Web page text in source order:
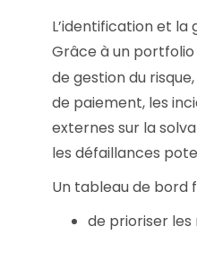
L’identification et
Grâce à un
de gestion du
de paiement, les
externes sur la
les défaillances
Un tableau de bord
de prioriser les